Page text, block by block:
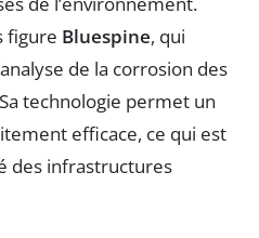
figure Bluespine, qui
de la corrosion des
technologie permet un
efficace, ce qui est
des infrastructures